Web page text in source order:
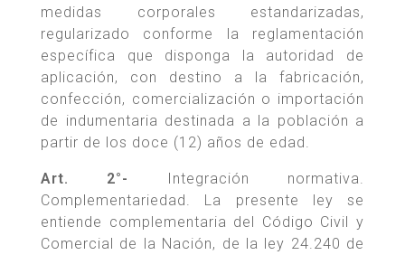
medidas corporales estandarizadas,
regularizado conforme la reglamentación
específica que disponga la autoridad de
aplicación, con destino a la fabricación,
confección, comercialización o importación
de indumentaria destinada a la población a
partir de los doce (12) años de edad.
Art. 2°-
Integración normativa.
Complementariedad. La presente ley se
entiende complementaria del Código Civil y
Comercial de la Nación, de la ley 24.240 de